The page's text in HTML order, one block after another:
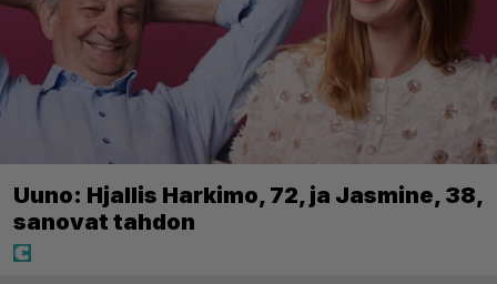
Uuno: Hjallis Harkimo, 72, ja Jasmine, 38,
sanovat tahdon